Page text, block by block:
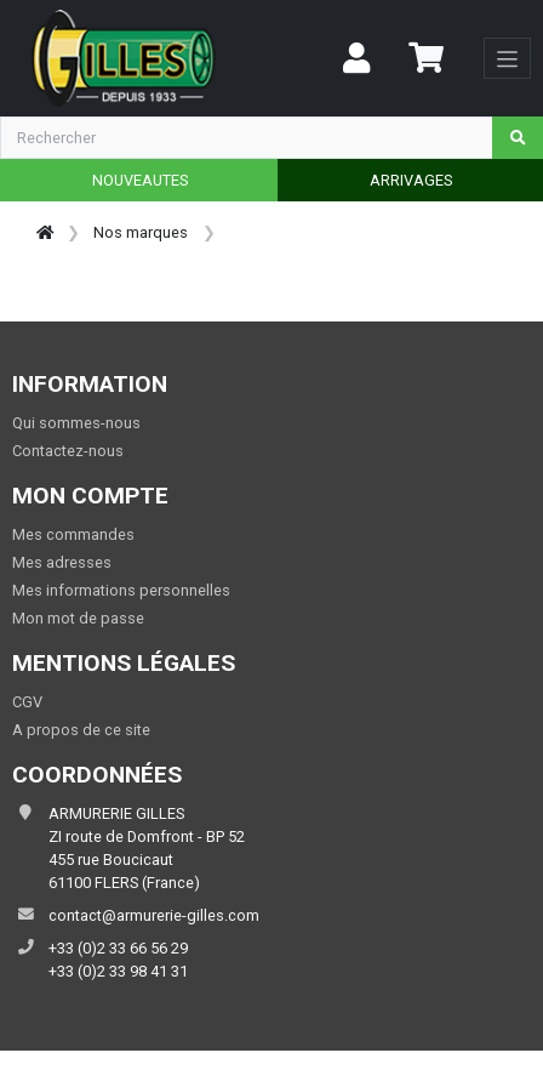
NOUVEAUTES ARRIVAGES
Nos marques
INFORMATION
Qui sommes-nous
Contactez-nous
MON COMPTE
Mes commandes
Mes adresses
Mes informations personnelles
Mon mot de passe
MENTIONS LÉGALES
CGV
A propos de ce site
COORDONNÉES
ARMURERIE GILLES
ZI route de Domfront - BP 52
455 rue Boucicaut
61100 FLERS (France)
contact@armurerie-gilles.com
+33 (0)2 33 66 56 29
+33 (0)2 33 98 41 31